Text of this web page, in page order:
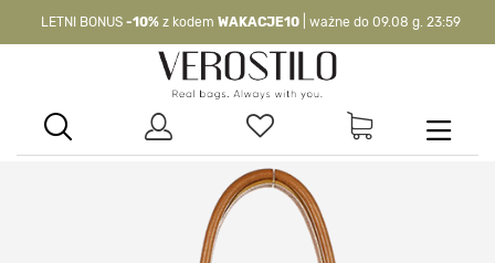
LETNI BONUS -10% z kodem WAKACJE10 | ważne do 09.08 g. 23:59
WAKACJE10| nie dotyczy produktów z flagą OKAZJA >